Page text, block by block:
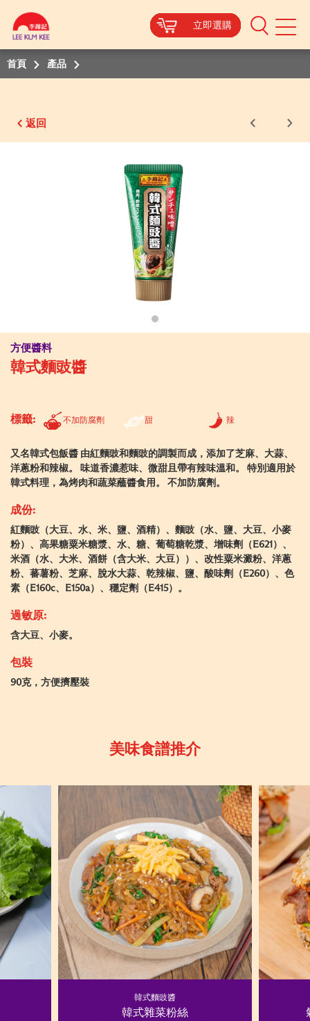
立即選購
Mobile
立即選購
立即選購
立即選購
立即選購
立即選購
立即選購
首頁 產品
返回
方便醬料
韓式麵豉醬
標籤: 不加防腐劑 甜 辣
又名韓式包飯醬 由紅麵豉和麵豉的調製而成，添加了芝麻、大蒜、
洋蔥粉和辣椒。 味道香濃惹味、微甜且帶有辣味溫和。 特別適用於
韓式料理，為烤肉和蔬菜蘸醬食用。 不加防腐劑。
成份:
紅麵豉（大豆、水、米、鹽、酒精）、麵豉（水、鹽、大豆、小麥
粉）、高果糖粟米糖漿、水、糖、葡萄糖乾漿、增味劑（E621）、
米酒（水、大米、酒餅（含大米、大豆））、改性粟米澱粉、洋蔥
粉、蕃薯粉、芝麻、脫水大蒜、乾辣椒、鹽、酸味劑（E260）、色
素（E160c、E150a）、穩定劑（E415）。
過敏原:
含大豆、小麥。
包裝
90克，方便擠壓裝
美味食譜推介
韓式麵豉醬
韓式雜菜粉絲